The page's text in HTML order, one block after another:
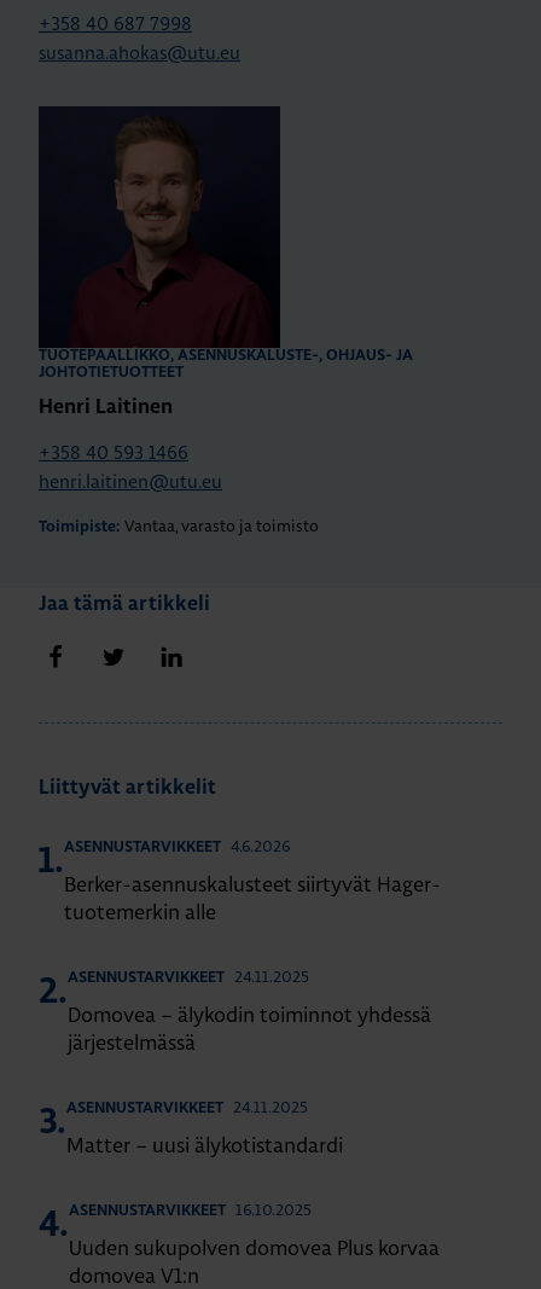
+358 40 687 7998
susanna.ahokas@utu.eu
TUOTEPÄÄLLIKKÖ, ASENNUSKALUSTE-, OHJAUS- JA
JOHTOTIETUOTTEET
Henri Laitinen
+358 40 593 1466
henri.laitinen@utu.eu
Toimipiste: Vantaa, varasto ja toimisto
Jaa tämä artikkeli
Jaa FacebookissaJaa Twitterissä
Liittyvät artikkelit
1.ASENNUSTARVIKKEET 4.6.2026
Berker-asennuskalusteet siirtyvät Hager-
tuotemerkin alle
2.ASENNUSTARVIKKEET 24.11.2025
Domovea – älykodin toiminnot yhdessä
järjestelmässä
3.ASENNUSTARVIKKEET 24.11.2025
Matter – uusi älykotistandardi
4.ASENNUSTARVIKKEET 16.10.2025
Uuden sukupolven domovea Plus korvaa
domovea V1:n